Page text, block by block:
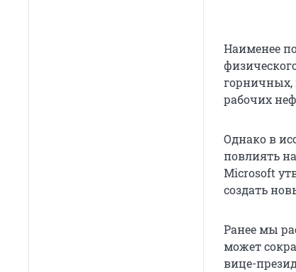
Наименее
горничных,
рабочих
Однако в
повлиять
Microsoft
создать
Ранее мы
может
вице-